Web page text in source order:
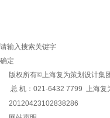
请输入搜索关键字
确定
版权所有©上海复为策划设计集
总 机：021-6432 7799 上
20120423102838286